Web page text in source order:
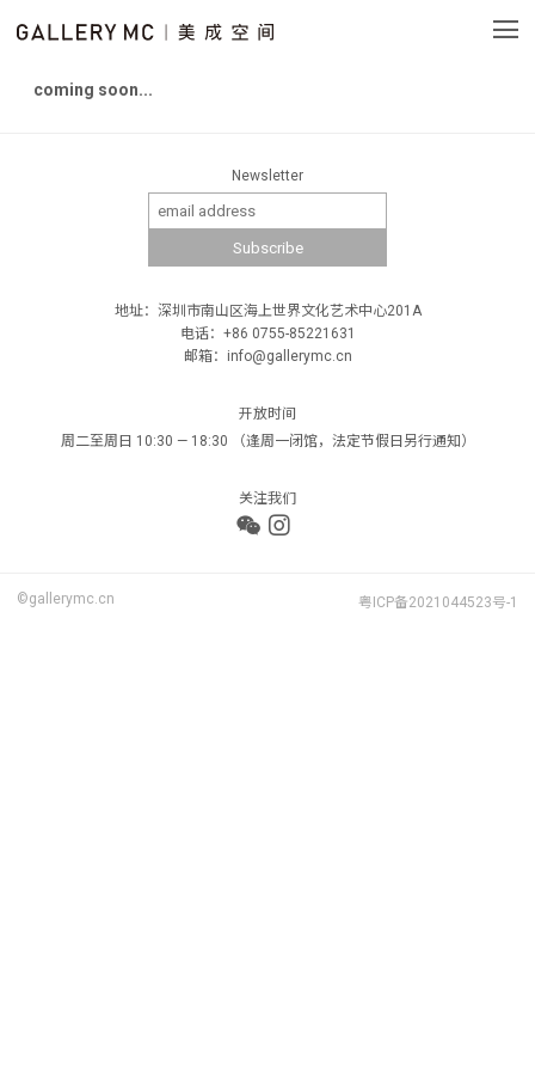
coming soon...
Newsletter
地址：深圳市南山区海上世界文化艺术中心201A
电话：+86 0755-85221631
邮箱：info@gallerymc.cn
开放时间
周二至周日 10:30 — 18:30 （逢周一闭馆，法定节假日另行通知）
关注我们
©gallerymc.cn 粤ICP备2021044523号-1